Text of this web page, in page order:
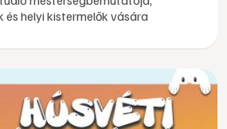
és helyi kistermelők vására